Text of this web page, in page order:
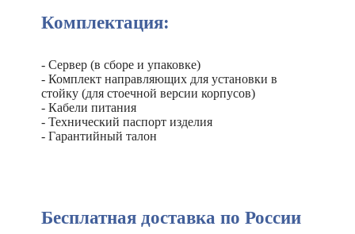
Комплектация:
- Сервер (в сборе и упаковке)
- Комплект направляющих для установки в
стойку (для стоечной версии корпусов)
- Кабели питания
- Технический паспорт изделия
- Гарантийный талон
Бесплатная доставка по России